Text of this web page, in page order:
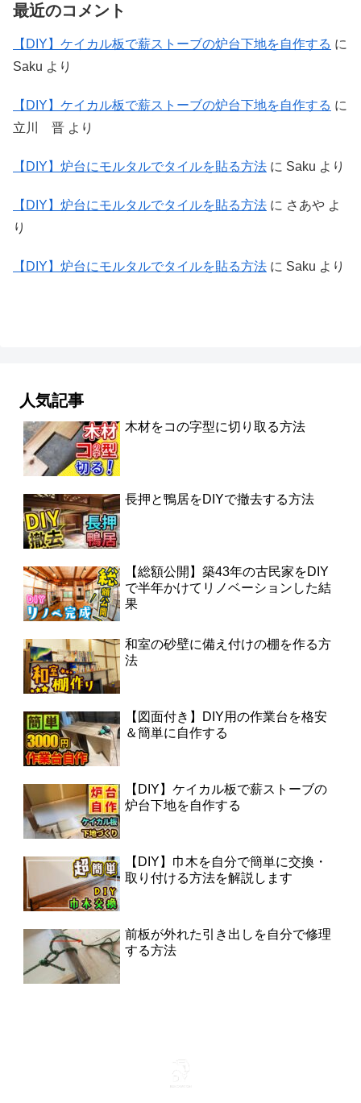
最近のコメント
【DIY】ケイカル板で薪ストーブの炉台下地を自作する に
Saku より
【DIY】ケイカル板で薪ストーブの炉台下地を自作する に
立川 晋 より
【DIY】炉台にモルタルでタイルを貼る方法 に Saku より
【DIY】炉台にモルタルでタイルを貼る方法 に さあや よ
り
【DIY】炉台にモルタルでタイルを貼る方法 に Saku より
人気記事
木材をコの字型に切り取る方法
長押と鴨居をDIYで撤去する方法
【総額公開】築43年の古民家をDIY
で半年かけてリノベーションした結
果
和室の砂壁に備え付けの棚を作る方
法
【図面付き】DIY用の作業台を格安
＆簡単に自作する
【DIY】ケイカル板で薪ストーブの
炉台下地を自作する
【DIY】巾木を自分で簡単に交換・
取り付ける方法を解説します
前板が外れた引き出しを自分で修理
する方法